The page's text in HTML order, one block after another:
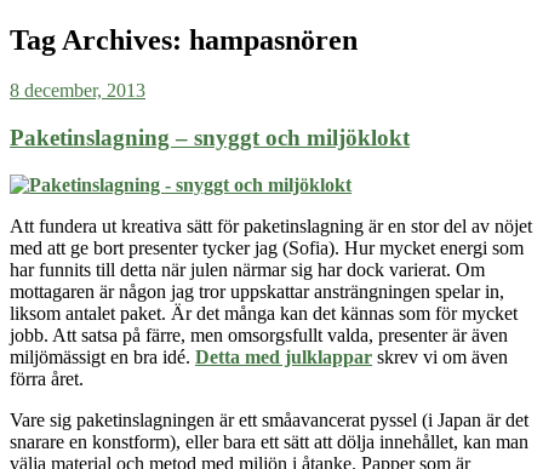
Tag Archives: hampasnören
8 december, 2013
Paketinslagning – snyggt och miljöklokt
Att fundera ut kreativa sätt för paketinslagning är en stor del av nöjet
med att ge bort presenter tycker jag (Sofia). Hur mycket energi som
har funnits till detta när julen närmar sig har dock varierat. Om
mottagaren är någon jag tror uppskattar ansträngningen spelarin,
liksom antalet paket. Är det många kan det kännas som för mycket
jobb. Att satsa på färre, men omsorgsfullt valda, presenter är även
miljömässigt en bra idé. Detta med julklappar skrev vi om även
förra året.
Vare sig paketinslagningen är ett småavancerat pyssel (i Japan är det
snarare en konstform), eller bara ett sätt att dölja innehållet, kan man
välja material och metod med miljön i åtanke. Papper som är